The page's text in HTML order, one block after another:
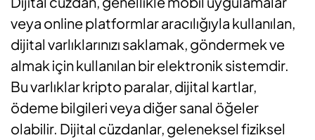
veya online platformlar aracılığıyla kullanılan,
dijital varlıklarınızı saklamak, göndermek ve
almak için kullanılan bir elektronik sistemdir.
Bu varlıklar kripto paralar, dijital kartlar,
ödeme bilgileri veya diğer sanal öğeler
olabilir. Dijital cüzdanlar, geleneksel fiziksel